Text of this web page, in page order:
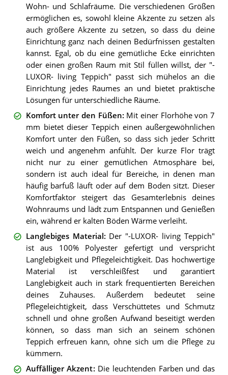
Wohn- und Schlafräume. Die verschiedenen Größen
ermöglichen es, sowohl kleine Akzente zu setzen als
auch größere Akzente zu setzen, so dass du deine
Einrichtung ganz nach deinen Bedürfnissen gestalten
kannst. Egal, ob du eine gemütliche Ecke einrichten
oder einen großen Raum mit Stil füllen willst, der "-
LUXOR- living Teppich" passt sich mühelos an die
Einrichtung jedes Raumes an und bietet praktische
Lösungen für unterschiedliche Räume.
Komfort unter den Füßen: Mit einer Florhöhe von 7
mm bietet dieser Teppich einen außergewöhnlichen
Komfort unter den Füßen, so dass sich jeder Schritt
weich und angenehm anfühlt. Der kurze Flor trägt
nicht nur zu einer gemütlichen Atmosphäre bei,
sondern ist auch ideal für Bereiche, in denen man
häufig barfuß läuft oder auf dem Boden sitzt. Dieser
Komfortfaktor steigert das Gesamterlebnis deines
Wohnraums und lädt zum Entspannen und Genießen
ein, während er kalten Böden Wärme verleiht.
Langlebiges Material: Der "-LUXOR- living Teppich"
ist aus 100% Polyester gefertigt und verspricht
Langlebigkeit und Pflegeleichtigkeit. Das hochwertige
Material ist verschleißfest und garantiert
Langlebigkeit auch in stark frequentierten Bereichen
deines Zuhauses. Außerdem bedeutet seine
Pflegeleichtigkeit, dass Verschüttetes und Schmutz
schnell und ohne großen Aufwand beseitigt werden
können, so dass man sich an seinem schönen
Teppich erfreuen kann, ohne sich um die Pflege zu
kümmern.
Auffälliger Akzent: Die leuchtenden Farben und das